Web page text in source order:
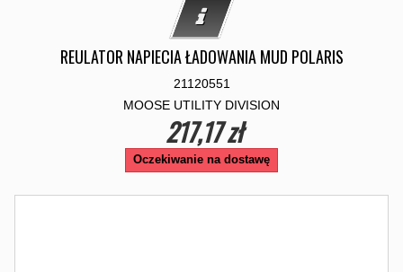
REULATOR NAPIECIA ŁADOWANIA MUD POLARIS
21120551
MOOSE UTILITY DIVISION
217,17 zł
Oczekiwanie na dostawę